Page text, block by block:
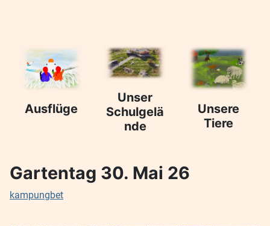
Ausflüge
Unser
Schulgelä
nde
Unsere
Tiere
Gartentag 30. Mai 26
kampungbet